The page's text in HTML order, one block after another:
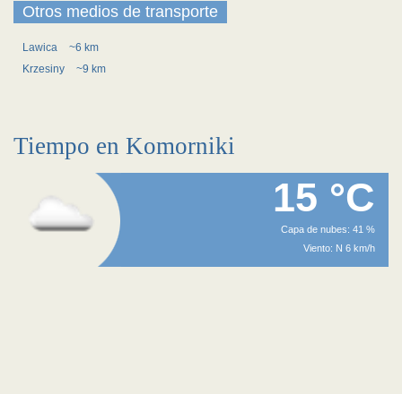
Otros medios de transporte
Lawica
~6 km
Krzesiny
~9 km
Tiempo en Komorniki
15 °C
Capa de nubes: 41 %
Viento: N 6 km/h